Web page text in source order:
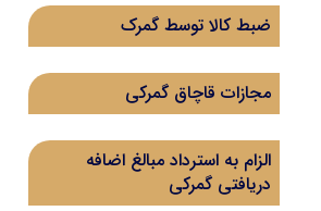
ضبط کالا توسط گمرک
مجازات قاچاق گمرکی
الزام به استرداد مبالغ اضافه
دریافتی گمرکی